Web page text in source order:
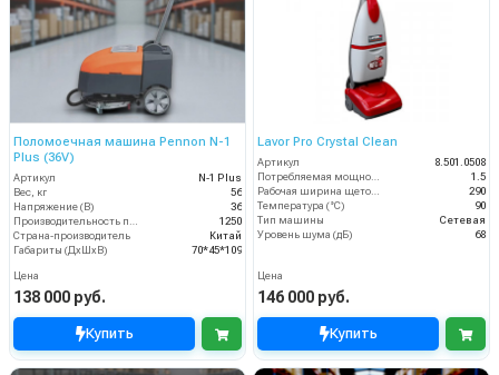
Поломоечная машина Pennon N-1
Plus (36V)
Артикул
N-1 Plus
Вес, кг
56
Напряжение (В)
36
Производительность по площади (м2/ч)
1250
Страна-производитель
Китай
Габариты (ДхШхВ)
70*45*109
Цена
138 000 руб.
Купить
Lavor Pro Crystal Clean
Артикул
8.501.0508
Потребляемая мощность (кВт)
1.5
Рабочая ширина щеток (мм)
290
Температура (°C)
90
Тип машины
Сетевая
Уровень шума (дБ)
68
Цена
146 000 руб.
Купить